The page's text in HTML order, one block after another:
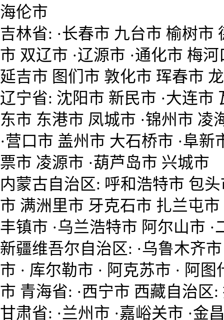
海伦市
吉林省: ·长春市 九台市 榆树市
市 双辽市 ·辽源市 ·通化市 梅
延吉市 图们市 敦化市 珲春市
辽宁省: 沈阳市 新民市 ·大连市
东市 东港市 凤城市 ·锦州市 凌
·营口市 盖州市 大石桥市 ·阜
票市 凌源市 ·葫芦岛市 兴城市
内蒙古自治区: 呼和浩特市 包
市 满洲里市 牙克石市 扎兰屯
丰镇市 ·乌兰浩特市 阿尔山市
新疆维吾尔自治区: ·乌鲁木齐
市 · 库尔勒市 · 阿克苏市 · 阿
市 青海省: ·西宁市 西藏自治区:
甘肃省: ·兰州市 ·嘉峪关市 ·金